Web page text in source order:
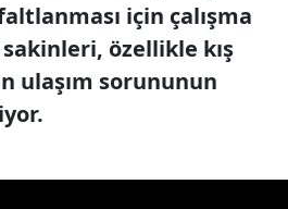
için çalışma
özellikle kış
ulaşım sorununun